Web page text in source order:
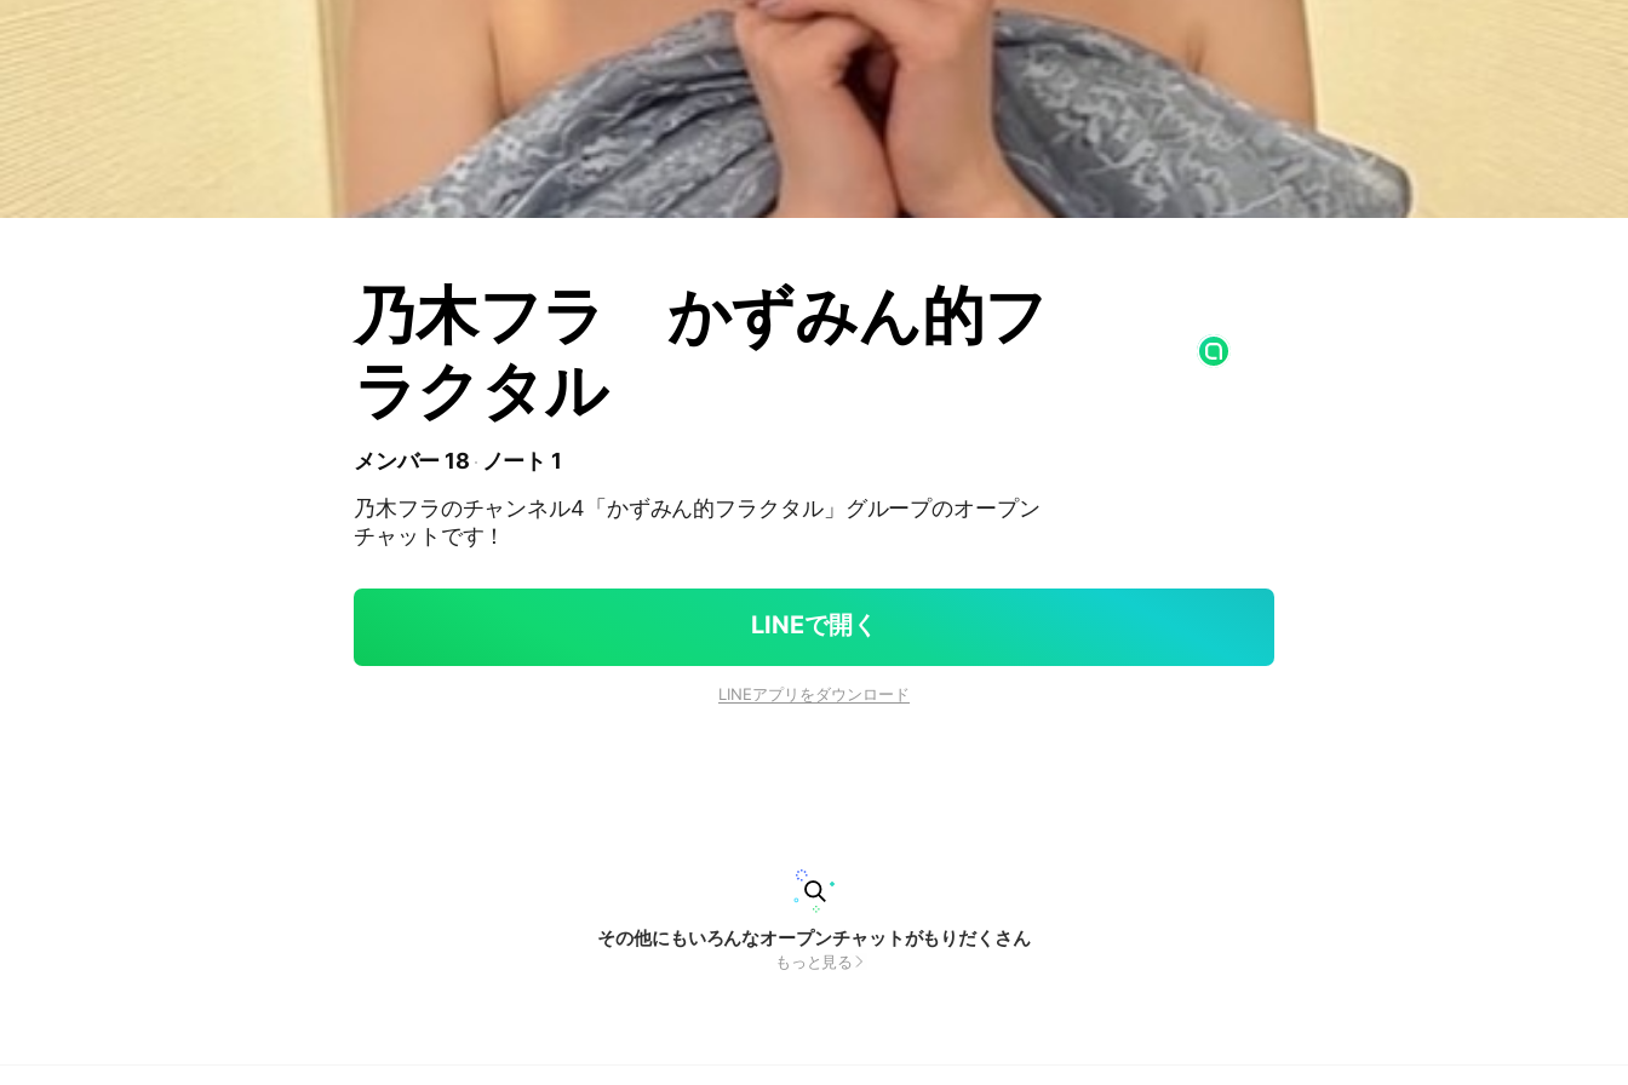
乃木フラ かずみん的フ
ラクタル
メンバー 18
ノート 1
乃木フラのチャンネル4「かずみん的フラクタル」グループのオープン
チャットです！
LINEで開く
LINEアプリをダウンロード
その他にもいろんなオープンチャットがもりだくさん
もっと見る